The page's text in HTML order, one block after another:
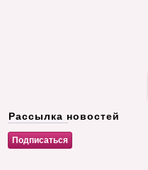
Рассылка новостей